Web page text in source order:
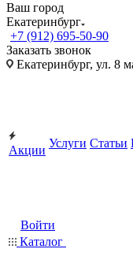
Ваш город
Екатеринбург
+7 (912) 695-50-90
Заказать звонок
Екатеринбург, ул. 8
Акции
Услуги Статьи
Войти
Каталог